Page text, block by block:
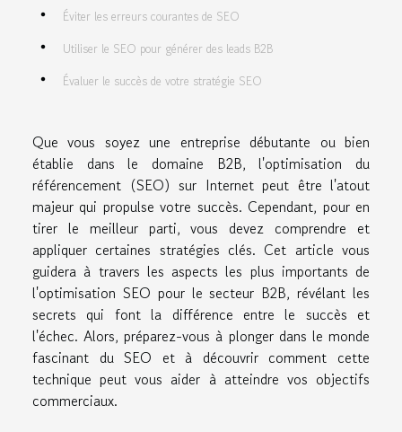
Éviter les erreurs courantes de SEO
Utiliser le SEO pour générer des leads B2B
Évaluer le succès de votre stratégie SEO
Que vous soyez une entreprise débutante ou bien
établie dans le domaine B2B, l'optimisation du
référencement (SEO) sur Internet peut être l'atout
majeur qui propulse votre succès. Cependant, pour en
tirer le meilleur parti, vous devez comprendre et
appliquer certaines stratégies clés. Cet article vous
guidera à travers les aspects les plus importants de
l'optimisation SEO pour le secteur B2B, révélant les
secrets qui font la différence entre le succès et
l'échec. Alors, préparez-vous à plonger dans le monde
fascinant du SEO et à découvrir comment cette
technique peut vous aider à atteindre vos objectifs
commerciaux.